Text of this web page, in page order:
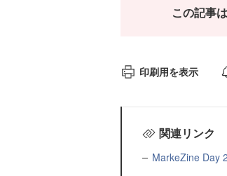
この記事
印刷用を表示
関連リンク
MarkeZine Day